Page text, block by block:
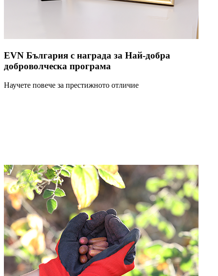
EVN България с награда за Най-добра
доброволческа програма
Научете повече за престижното отличие